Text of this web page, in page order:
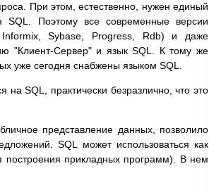
При этом, естественно, нужен единый
Поэтому все современные версии
Sybase, Progress, Rdb) и даже
"Клиент-Сервер" и язык SQL. К тому же
уже сегодня снабжены языком SQL.
SQL, практически безразлично, что это
представление данных, позволило
SQL может использоваться как
построения прикладных программ). В нем